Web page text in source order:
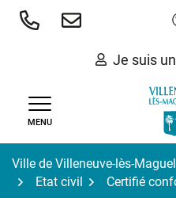
Aller
Je suis
MENU
Ville de Villeneuve-lès-
Etat civil
Certifié